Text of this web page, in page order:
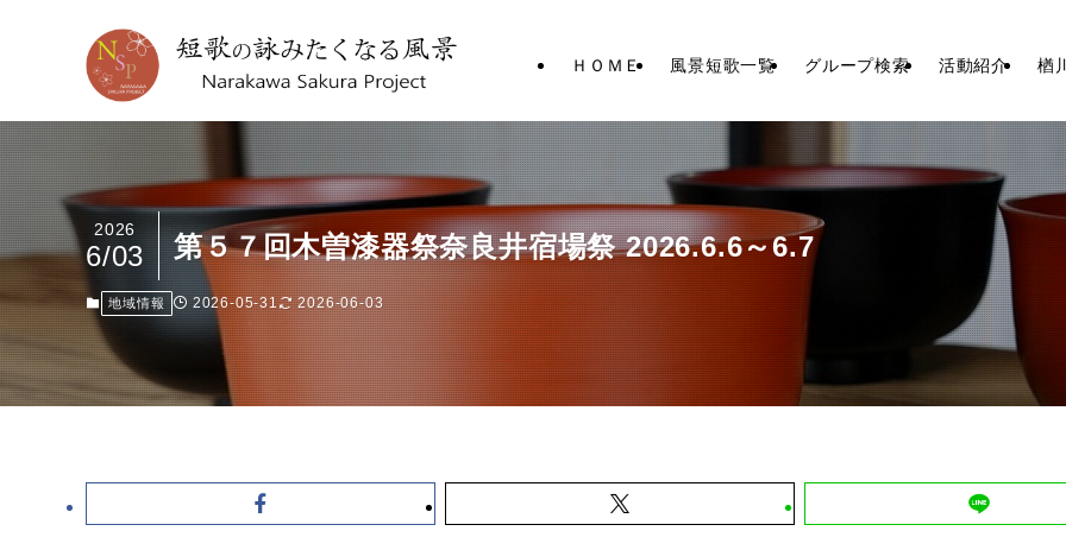
ＨＯＭＥ 風景短歌一覧 グループ検索 活動紹介 楢
第５７回木曽漆器祭奈良井宿場祭 2026.6.6～6.7
2026
6/03
地域情報 2026-05-31 2026-06-03